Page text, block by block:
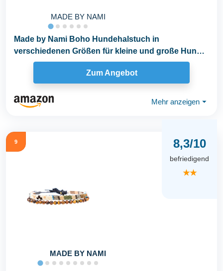
MADE BY NAMI
Made by Nami Boho Hundehalstuch in
verschiedenen Größen für kleine und große Hunde
(Lila, L)
Zum Angebot
Mehr anzeigen ⏷
9
MADE BY NAMI
8,3/10
befriedigend
★★